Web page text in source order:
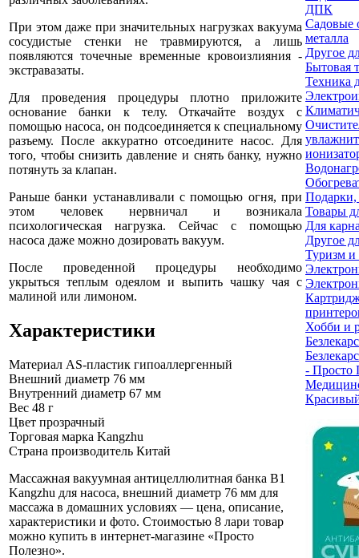
При этом даже при значительных нагрузках вакуума
сосудистые стенки не травмируются, а лишь
появляются точечные временные кровоизлияния -
экстравазаты.
Для проведения процедуры плотно приложите
основание банки к телу. Откачайте воздух с
помощью насоса, он подсоединяется к специальному
разъему. После аккуратно отсоедините насос. Для
того, чтобы снизить давление и снять банку, нужно
потянуть за клапан.
Раньше банки устанавливали с помощью огня, при
этом человек нервничал и возникала
психологическая нагрузка. Сейчас с помощью
насоса даже можно дозировать вакуум.
После проведенной процедуры необходимо
укрыться теплым одеялом и выпить чашку чая с
малиной или лимоном.
Характеристики
Материал AS-пластик гипоаллергенный
Внешний диаметр 76 мм
Внутренний диаметр 67 мм
Вес 48 г
Цвет прозрачный
Торговая марка Kangzhu
Страна производитель Китай
Массажная вакуумная антицеллюлитная банка B1
Kangzhu для насоса, внешний диаметр 76 мм для
массажа в домашних условиях — цена, описание,
характеристики и фото. Стоимостью 8 лари товар
можно купить в интернет-магазине «Просто
Полезно».
ДПК
Садовые
металла
Другое
Бытовая
Техника
Товары
Для
Другое
Туризм и
Хобби и
- Просто